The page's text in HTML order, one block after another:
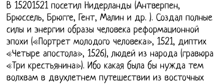
В 15201521 посетил Нидерланды (Антверпен,
Брюссель, Брюгге, Гент, Малин и др. ). Создал полные
силы и энергии образы человека реформационной
эпохи («Портрет молодого человека», 1521, диптих
«Четыре апостола», 1526), людей из народа (гравюра
«Три крестьянина»). Ибо какая была бы нужда тем
волхвам в двухлетнем путешествии из восточных